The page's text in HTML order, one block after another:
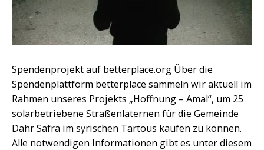
Spendenprojekt auf betterplace.org Über die
Spendenplattform betterplace sammeln wir aktuell im
Rahmen unseres Projekts „Hoffnung – Amal“, um 25
solarbetriebene Straßenlaternen für die Gemeinde
Dahr Safra im syrischen Tartous kaufen zu können.
Alle notwendigen Informationen gibt es unter diesem